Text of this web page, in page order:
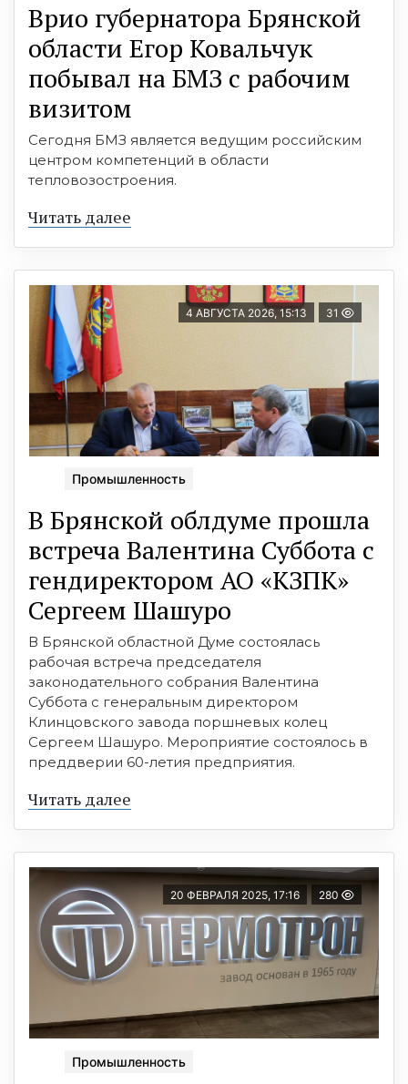
Врио губернатора Брянской
области Егор Ковальчук
побывал на БМЗ с рабочим
визитом
Сегодня БМЗ является ведущим российским
центром компетенций в области
тепловозостроения.
Читать далее
4 АВГУСТА 2026, 15:13 31
Промышленность
В Брянской облдуме прошла
встреча Валентина Суббота с
гендиректором АО «КЗПК»
Сергеем Шашуро
В Брянской областной Думе состоялась
рабочая встреча председателя
законодательного собрания Валентина
Суббота с генеральным директором
Клинцовского завода поршневых колец
Сергеем Шашуро. Мероприятие состоялось в
преддверии 60-летия предприятия.
Читать далее
20 ФЕВРАЛЯ 2025, 17:16 280
Промышленность